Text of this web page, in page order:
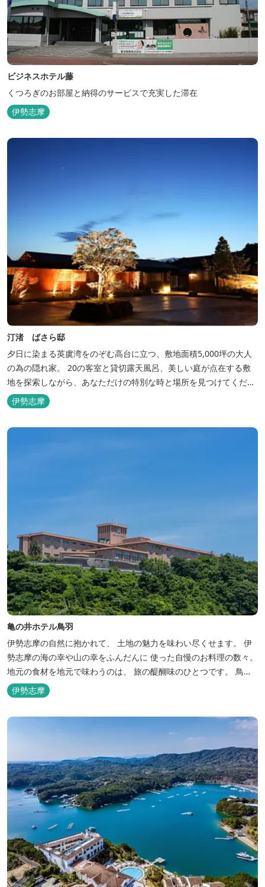
ビジネスホテル藤
くつろぎのお部屋と納得のサービスで充実した滞在
伊勢志摩
汀渚 ばさら邸
夕日に染まる英虞湾をのぞむ高台に立つ、敷地面積5,000坪の大人
の為の隠れ家。 20の客室と貸切露天風呂、美しい庭が点在する敷
地を探索しながら、あなただけの特別な時と場所を見つけてくださ
い。
伊勢志摩
亀の井ホテル鳥羽
伊勢志摩の自然に抱かれて、 土地の魅力を味わい尽くせます。 伊
勢志摩の海の幸や山の幸をふんだんに 使った自慢のお料理の数々。
地元の食材を地元で味わうのは、 旅の醍醐味のひとつです。 鳥羽
湾の潮風を感じる露天風呂や 広々としたテラス付きのお部屋。 行
き交うフェリーをのんびり眺めて、 日常をちょっと忘れるひと時を
お過ごしください。
伊勢志摩